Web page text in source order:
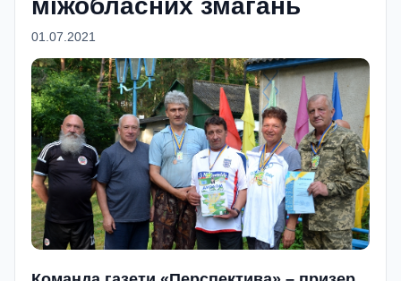
міжобласних змагань
01.07.2021